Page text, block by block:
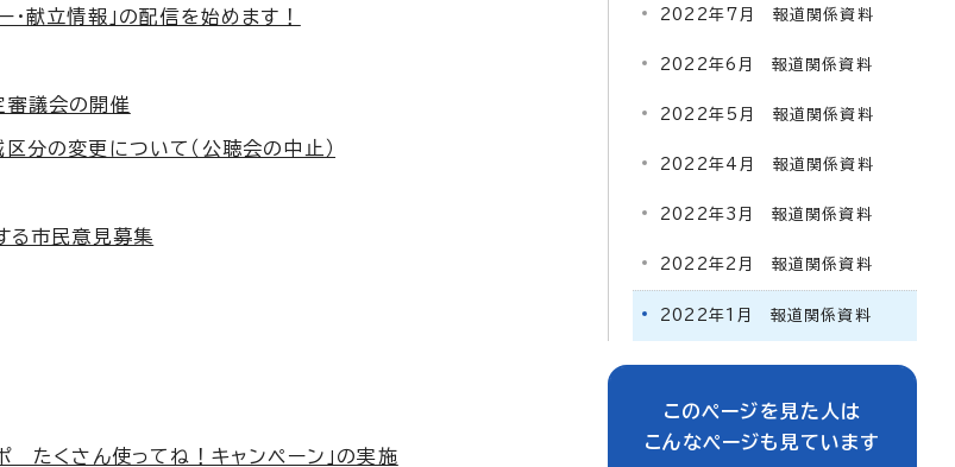
献立情報」の配信を始めます！
議会の開催
の変更について（公聴会の中止）
る市民意見募集
たくさん使ってね！キャンペーン」の実施
2022年7月 報道関係資料
2022年6月 報道関係資料
2022年5月 報道関係資料
2022年4月 報道関係資料
2022年3月 報道関係資料
2022年2月 報道関係資料
2022年1月 報道関係資料
このページを見た人は
こんなページも見ています